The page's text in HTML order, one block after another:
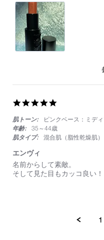
2024
ん
に
近
付
き
た
ラ
ウ
ン
レ
ッ
ド
カ
ラ
ー
803
rating
肌トーン:
ピンクベース：ミデ
年齢:
35～44歳
肌タイプ:
混合肌（脂性乾燥肌）
エンヴィ
Review
by
review
stating
名前からして素敵。
そして見た目もカッコ良い
1